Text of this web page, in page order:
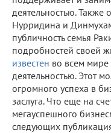
деятельностью. Также
Нурридина и
публичность семья
подробностей своей
известен во всем
деятельностью. Этот
огромного успеха в
заслуга. Что еще на
мегауспешного
следующих